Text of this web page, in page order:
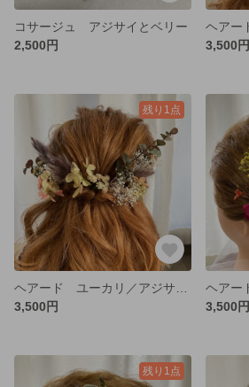
コサージュ アジサイとベリー
2,500円
3,500円
残り1点
3,500円
3,500円
残り1点